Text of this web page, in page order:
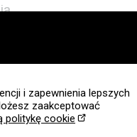
i zapewnienia lepszych
zaakceptować
politykę cookie